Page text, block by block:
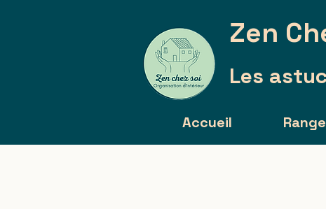
Zen
Les
Accueil